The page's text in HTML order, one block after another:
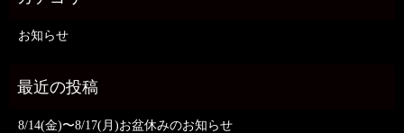
お知らせ
8/14(金)〜8/17(月)お盆休みのお知らせ